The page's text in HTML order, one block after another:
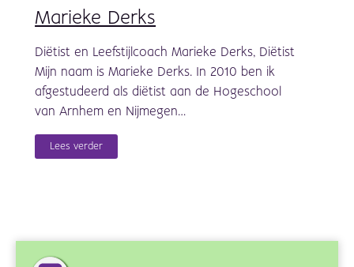
Marieke Derks
Diëtist en Leefstijlcoach Marieke Derks, Diëtist
Mijn naam is Marieke Derks. In 2010 ben ik
afgestudeerd als diëtist aan de Hogeschool
van Arnhem en Nijmegen…
Lees verder